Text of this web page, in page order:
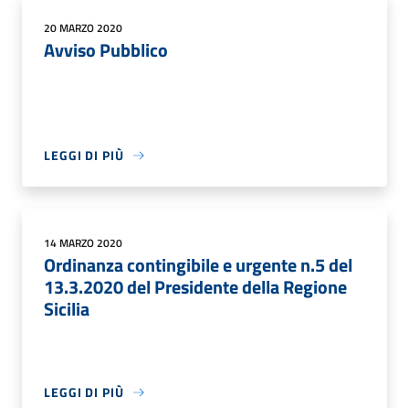
20 MARZO 2020
Avviso Pubblico
LEGGI DI PIÙ
14 MARZO 2020
Ordinanza contingibile e urgente n.5 del
13.3.2020 del Presidente della Regione
Sicilia
LEGGI DI PIÙ